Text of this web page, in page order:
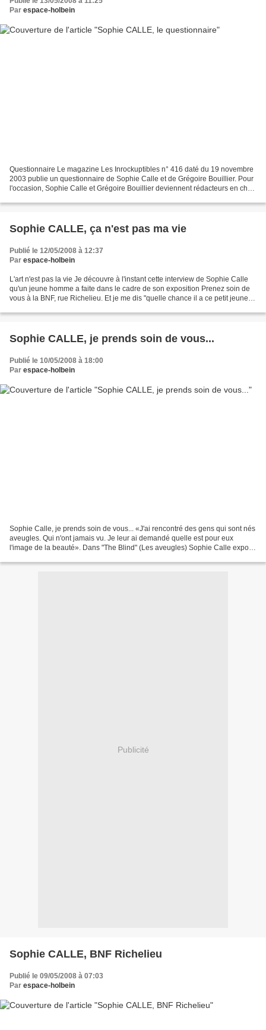
Par espace-holbein
Questionnaire Le magazine Les Inrockuptibles n° 416 daté du 19 novembre
2003 publie un questionnaire de Sophie Calle et de Grégoire Bouillier. Pour
l'occasion, Sophie Calle et Grégoire Bouillier deviennent rédacteurs en chef
Sophie CALLE, ça n'est pas ma vie
Publié le 12/05/2008 à 12:37
Par espace-holbein
L'art n'est pas la vie Je découvre à l'instant cette interview de Sophie Calle
qu'un jeune homme a faite dans le cadre de son exposition Prenez soin de
vous à la BNF, rue Richelieu. Et je me dis "quelle chance il a ce petit jeune
Sophie CALLE, je prends soin de vous...
Publié le 10/05/2008 à 18:00
Par espace-holbein
Sophie Calle, je prends soin de vous... «J'ai rencontré des gens qui sont nés
aveugles. Qui n'ont jamais vu. Je leur ai demandé quelle est pour eux
l'image de la beauté». Dans "The Blind" (Les aveugles) Sophie Calle expose
Publicité
Sophie CALLE, BNF Richelieu
Publié le 09/05/2008 à 07:03
Par espace-holbein